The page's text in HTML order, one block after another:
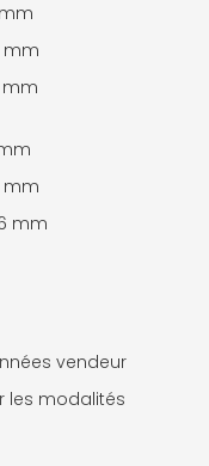
mm
mm
mm
mm
vendeur
les modalités